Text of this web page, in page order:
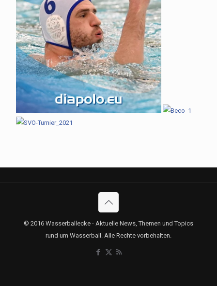
© 2016 Wasserballecke - Aktuelle News, Themen und Topics
rund um Wasserball. Alle Rechte vorbehalten.